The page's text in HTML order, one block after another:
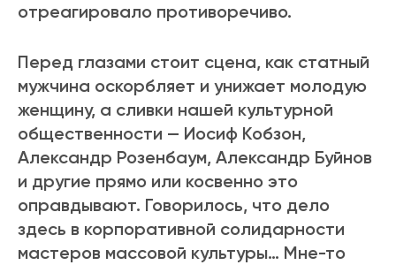
отреагировало противоречиво.
Перед глазами стоит сцена, как статный
мужчина оскорбляет и унижает молодую
женщину, а сливки нашей культурной
общественности — Иосиф Кобзон,
Александр Розенбаум, Александр Буйнов
и другие прямо или косвенно это
оправдывают. Говорилось, что дело
здесь в корпоративной солидарности
мастеров массовой культуры… Мне-то